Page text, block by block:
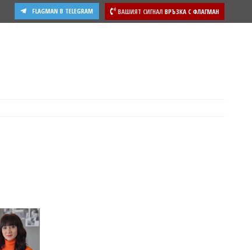
ВАШИЯТ СИГНАЛ ВРЪЗКА С ФЛАГМАН
FLAGMAN В TELEGRAM